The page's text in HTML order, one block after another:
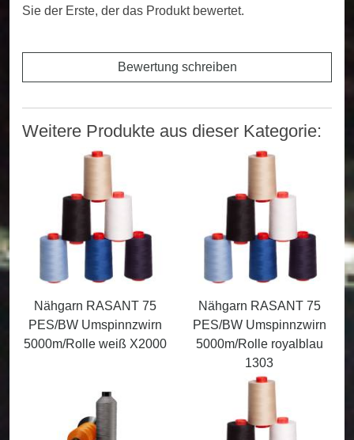
Sie der Erste, der das Produkt bewertet.
Bewertung schreiben
Weitere Produkte aus dieser Kategorie:
Nähgarn RASANT 75
PES/BW Umspinnzwirn
5000m/Rolle weiß X2000
Nähgarn RASANT 75
PES/BW Umspinnzwirn
5000m/Rolle royalblau
1303